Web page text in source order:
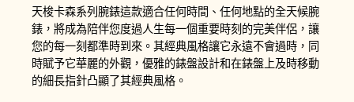
天梭卡森系列腕錶這款適合任何時間、任何地點的全天候腕
錶，將成為陪伴您度過人生每一個重要時刻的完美伴侶，讓
您的每一刻都準時到來。其經典風格讓它永遠不會過時，同
時賦予它華麗的外觀，優雅的錶盤設計和在錶盤上及時移動
的細長指針凸顯了其經典風格。